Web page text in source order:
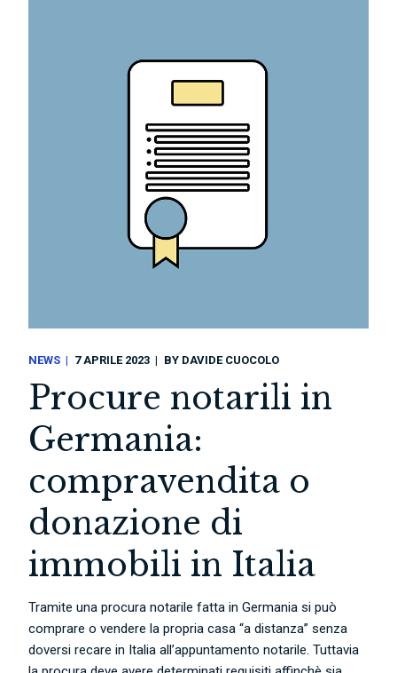
NEWS 7 APRILE 2023 BY DAVIDE CUOCOLO
Procure notarili in
Germania:
compravendita o
donazione di
immobili in Italia
Tramite una procura notarile fatta in Germania si può
comprare o vendere la propria casa “a distanza” senza
doversi recare in Italia all’appuntamento notarile. Tuttavia